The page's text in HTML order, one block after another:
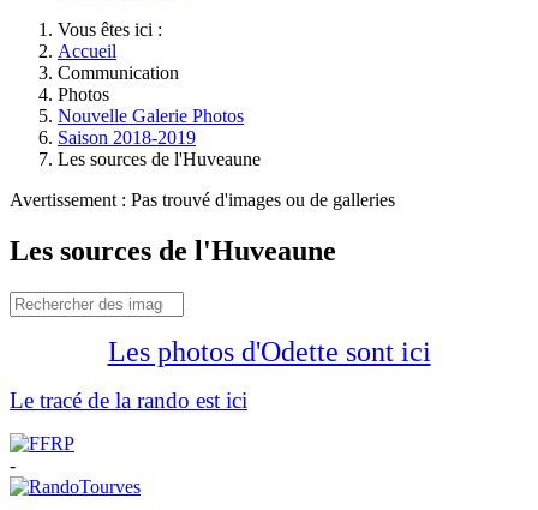
Vous êtes ici :
Accueil
Communication
Photos
Nouvelle Galerie Photos
Saison 2018-2019
Les sources de l'Huveaune
Avertissement : Pas trouvé d'images ou de galleries
Les sources de l'Huveaune
Les photos d'Odette sont ici
Le tracé de la rando est ici
-